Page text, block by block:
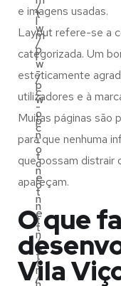
/
w
p
-
c
o
n
t
e
n
t
/
t
l
/
w
p
-
c
o
n
t
e
n
t
/
t
m
l
/
w
p
-
c
o
n
t
e
n
e imagens usadas.
Layout refere-se a
categorizada. Um
esteticamente
utilizadores e à
Muitas páginas são
para que nenhuma
que possam distrair
apareçam.
O que
Vila